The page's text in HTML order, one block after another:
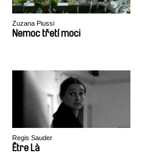
Zuzana Piussi
Nemoc třetí moci
Regis Sauder
Être Là